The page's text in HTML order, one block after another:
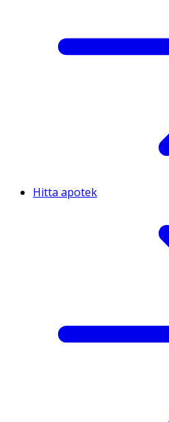
Hitta apotek